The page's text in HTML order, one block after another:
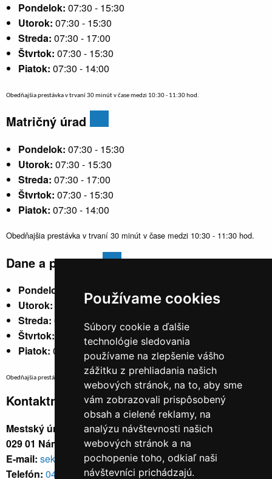
Používame cookies
Súbory cookie a ďalšie
technológie sledovania
používame na zlepšenie vášho
zážitku z prehliadania našich
webových stránok, na to, aby sme
vám zobrazovali prispôsobený
obsah a cielené reklamy, na
analýzu návštevnosti našich
webových stránok a na
pochopenie toho, odkiaľ naši
návštevníci prichádzajú.
Pondelok: 07:30 - 15:30
Utorok: 07:30 - 15:30
Streda: 07:30 - 17:00
Štvrtok: 07:30 - 15:30
Piatok: 07:30 - 14:00
Obedňajšia prestávka v trvaní 30 minút v čase medzi 10:30 - 11:30 hod.
Matričný úrad
Pondelok: 07:30 - 15:30
Utorok: 07:30 - 15:30
Streda: 07:30 - 17:00
Štvrtok: 07:30 - 15:30
Piatok: 07:30 - 14:00
Obedňajšia prestávka v trvaní 30 minút v čase medzi 10:30 - 11:30 hod.
Dane a poplatky
Pondelok:
07:30 - 15:30
Utorok:
nestránkový
Streda: 07:30 - 17:00
Štvrtok:
nestránkový
Piatok: 07:30 - 14:00
Obedňajšia prestávka v trvaní 30 minút v čase medzi 10:30 - 11:30 hod.
Kontaktné údaje
Mestský úrad, Cyrila a Metoda 329/6,
029 01 Námestovo
E-mail: sekretariat@namestovo.sk
Telefón: 043 5504711